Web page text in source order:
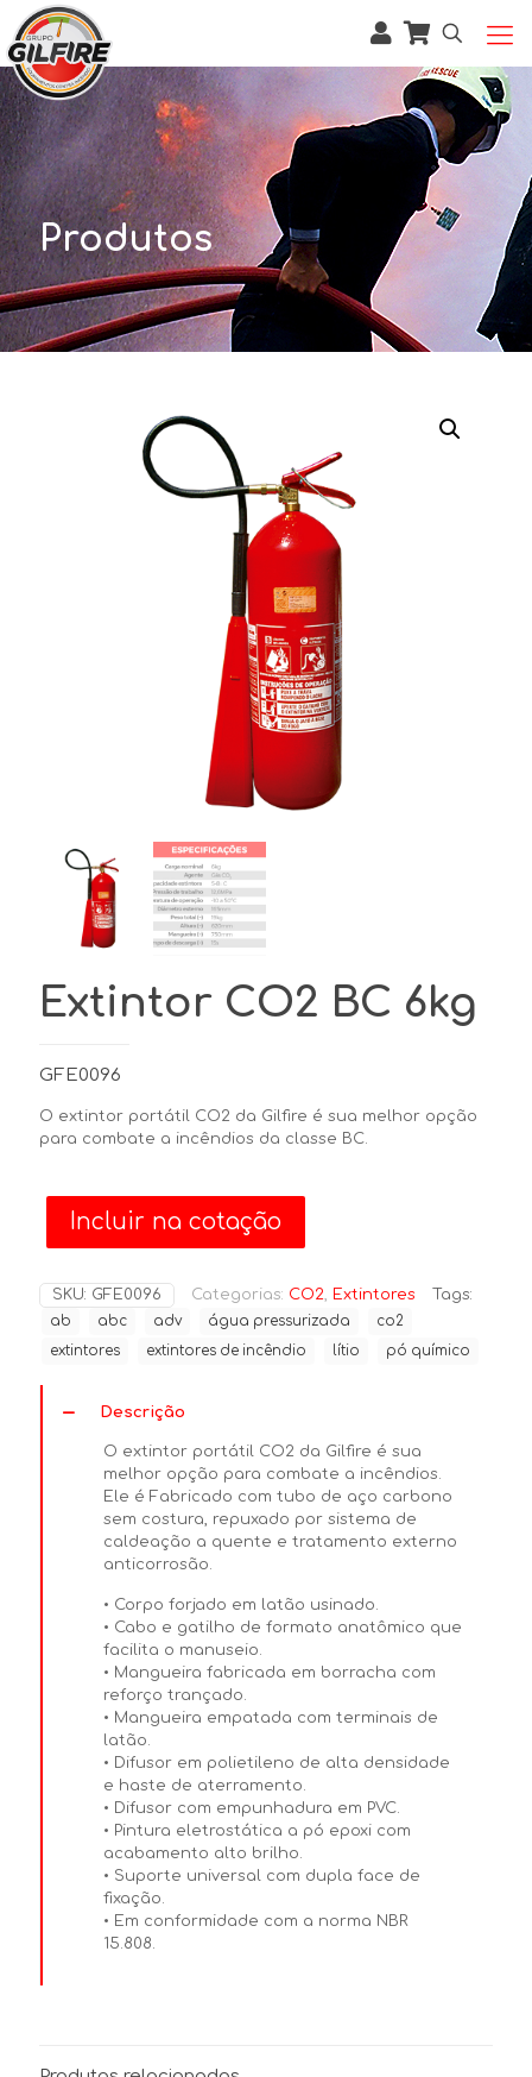
Produtos
Extintor CO2 BC 6kg
GFE0096
O extintor portátil CO2 da Gilfire é sua melhor opção
para combate a incêndios da classe BC.
Incluir na cotação
SKU: GFE0096 Categorias: CO2 Extintores Tags:
ab abc adv água pressurizada
co2
extintores
extintores de incêndio lítio pó químico
Descrição
O extintor portátil CO2 da Gilfire é sua
melhor opção para combate a incêndios.
Ele é Fabricado com tubo de aço carbono
sem costura, repuxado por sistema de
caldeação a quente e tratamento externo
anticorrosão.
• Corpo forjado em latão usinado.
• Cabo e gatilho de formato anatômico que
facilita o manuseio.
• Mangueira fabricada em borracha com
reforço trançado.
• Mangueira empatada com terminais de
latão.
• Difusor em polietileno de alta densidade
e haste de aterramento.
• Difusor com empunhadura em PVC.
• Pintura eletrostática a pó epoxi com
acabamento alto brilho.
• Suporte universal com dupla face de
fixação.
• Em conformidade com a norma NBR
15.808.